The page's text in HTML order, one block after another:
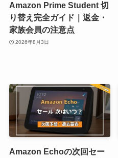
Amazon Prime Student 切
り替え完全ガイド｜返金・
家族会員の注意点
2026年8月3日
Amazon Echoの次回セー